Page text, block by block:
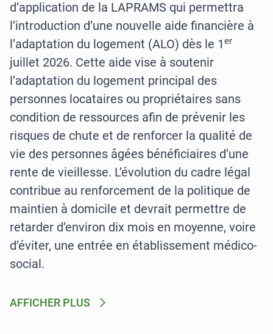
d’application de la LAPRAMS qui permettra
l’introduction d’une nouvelle aide financière à
l’adaptation du logement (ALO) dès le 1er
juillet 2026. Cette aide vise à soutenir
l’adaptation du logement principal des
personnes locataires ou propriétaires sans
condition de ressources afin de prévenir les
risques de chute et de renforcer la qualité de
vie des personnes âgées bénéficiaires d’une
rente de vieillesse. L’évolution du cadre légal
contribue au renforcement de la politique de
maintien à domicile et devrait permettre de
retarder d’environ dix mois en moyenne, voire
d’éviter, une entrée en établissement médico-
social.
AFFICHER PLUS